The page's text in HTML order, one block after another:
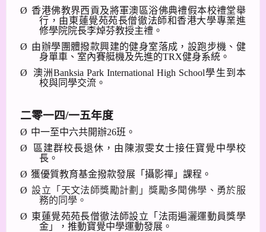
Ø 香港佛教界西貢及將軍澳區浴佛典禮假本校禮堂舉
行，由東蓮覺苑苑長僧徹法師和香港大學專業進
修學院院長李焯芬教授主禮。
Ø 由辦學團體撥款興建的健身室落成，設跑步機、健
身單車、室內賽艇機及先進的TRX健身系統。
Ø
澳洲Banksia Park International High School學生到本
校與同學交流。
二零一四/一五年度
Ø 中一至中六共開辦26班。
Ø
區建群校長退休，由陳淑雯女士接任寶覺中學校
長。
Ø 獲優質教育基金撥款發展「攝影禪」課程。
Ø 設立「天文法師獎勵計劃」獎勵多聞佛學、勇於服
務的 同學。
Ø 東蓮覺苑苑長僧徹法師設立「 法雨遍灑運動員獎學
金 」，推動寶覺中學運動發展。